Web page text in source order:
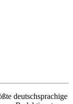
deutschsprachige